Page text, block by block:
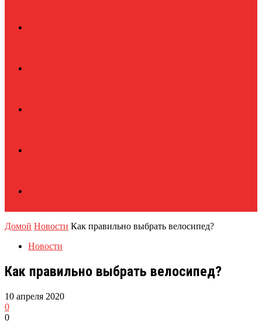
Домой Новости Как правильно выбрать велосипед?
Новости
Как правильно выбрать велосипед?
10 апреля 2020
0
0